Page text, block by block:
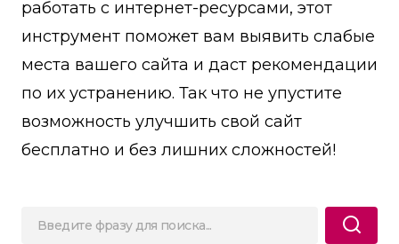
работать с интернет-ресурсами, этот
инструмент поможет вам выявить слабые
места вашего сайта и даст рекомендации
по их устранению. Так что не упустите
возможность улучшить свой сайт
бесплатно и без лишних сложностей!